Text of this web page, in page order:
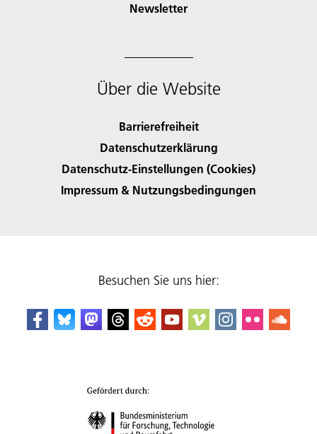
Newsletter
Über die Website
Barrierefreiheit
Datenschutzerklärung
Datenschutz-Einstellungen (Cookies)
Impressum & Nutzungsbedingungen
Besuchen Sie uns hier: